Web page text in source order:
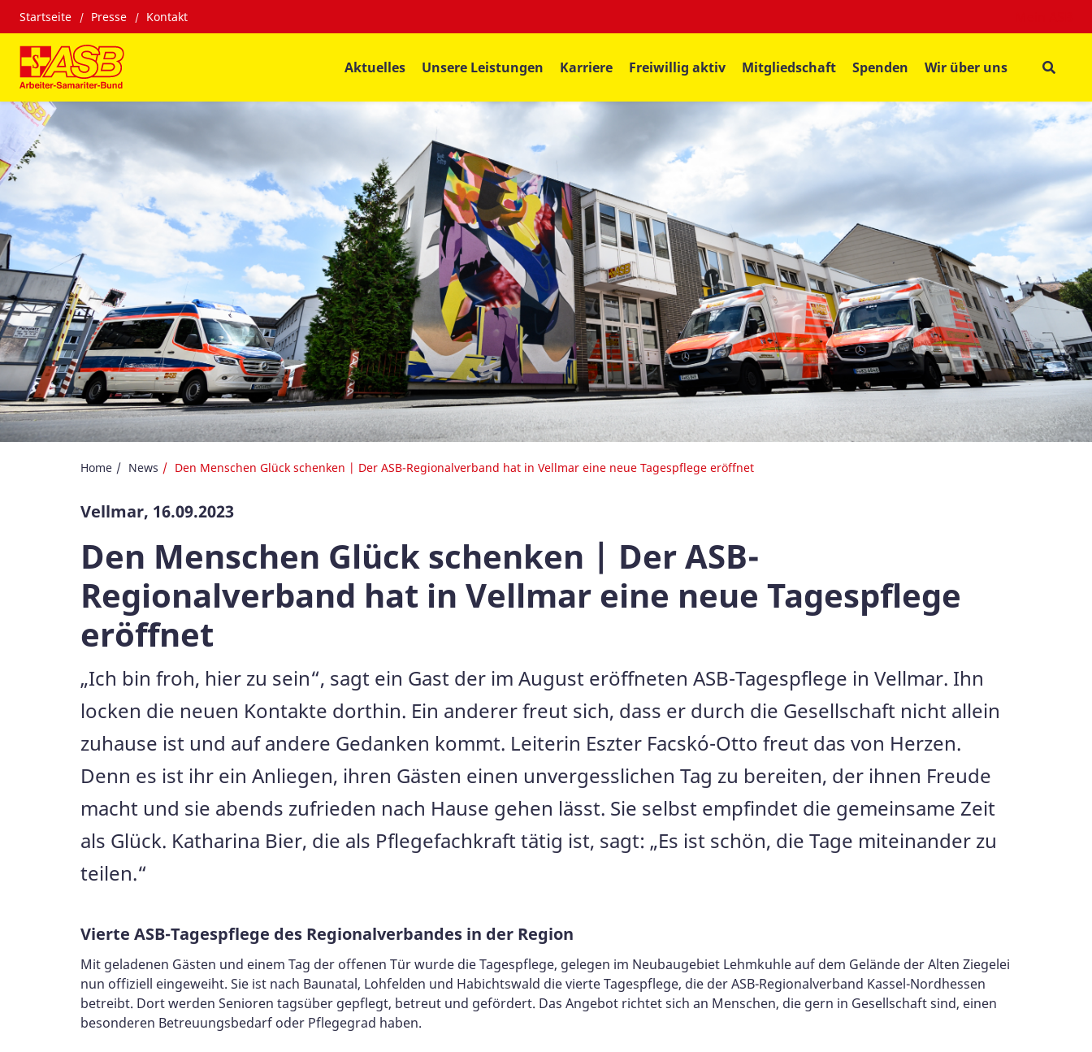
Startseite Presse Kontakt
Aktuelles Unsere Leistungen Karriere Freiwillig aktiv Mitgliedschaft Spenden Wir über uns
Home News Den Menschen Glück schenken | Der ASB-Regionalverband hat in Vellmar eine neue Tagespflege eröffnet
Vellmar, 16.09.2023
Den Menschen Glück schenken | Der ASB-
Regionalverband hat in Vellmar eine neue Tagespflege
eröffnet
„Ich bin froh, hier zu sein“, sagt ein Gast der im August eröffneten ASB-Tagespflege in Vellmar. Ihn
locken die neuen Kontakte dorthin. Ein anderer freut sich, dass er durch die Gesellschaft nicht allein
zuhause ist und auf andere Gedanken kommt. Leiterin Eszter Facskó-Otto freut das von Herzen.
Denn es ist ihr ein Anliegen, ihren Gästen einen unvergesslichen Tag zu bereiten, der ihnen Freude
macht und sie abends zufrieden nach Hause gehen lässt. Sie selbst empfindet die gemeinsame Zeit
als Glück. Katharina Bier, die als Pflegefachkraft tätig ist, sagt: „Es ist schön, die Tage miteinander zu
teilen.“
Vierte ASB-Tagespflege des Regionalverbandes in der Region
Mit geladenen Gästen und einem Tag der offenen Tür wurde die Tagespflege, gelegen im Neubaugebiet Lehmkuhle auf dem Gelände der Alten Ziegelei
nun offiziell eingeweiht. Sie ist nach Baunatal, Lohfelden und Habichtswald die vierte Tagespflege, die der ASB-Regionalverband Kassel-Nordhessen
betreibt. Dort werden Senioren tagsüber gepflegt, betreut und gefördert. Das Angebot richtet sich an Menschen, die gern in Gesellschaft sind, einen
besonderen Betreuungsbedarf oder Pflegegrad haben.